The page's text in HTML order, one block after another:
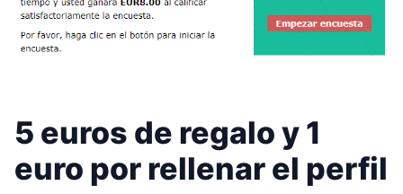
5 euros de regalo y 1
euro por rellenar el perfil